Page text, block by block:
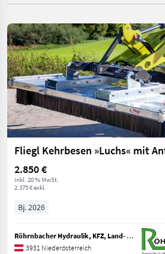
2.850 €
inkl. 20 % MwSt.
2.375 € exkl.
Bj. 2026
Röhrnbacher Hydraulik, KFZ, Land- & Baumaschinen Handel
3931 Niederösterreich